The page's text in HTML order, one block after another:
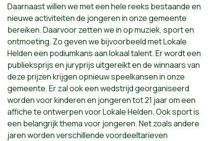
Daarnaast willen we met een hele reeks bestaande en
nieuwe activiteiten de jongeren in onze gemeente
bereiken. Daarvoor zetten we in op muziek, sport en
ontmoeting. Zo geven we bijvoorbeeld met Lokale
Helden een podiumkans aan lokaal talent. Er wordt een
publieksprijs en juryprijs uitgereikt en de winnaars van
deze prijzen krijgen opnieuw speelkansen in onze
gemeente. Er zal ook een wedstrijd georganiseerd
worden voor kinderen en jongeren tot 21 jaar om een
affiche te ontwerpen voor Lokale Helden. Ook sport is
een belangrijk thema voor jongeren. Net zoals andere
jaren worden verschillende voordeeltarieven